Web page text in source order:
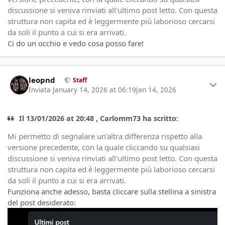
discussione si veniva rinviati all'ultimo post letto. Con questa
struttura non capita ed è leggermente più laborioso cercarsi
da soli il punto a cui si era arrivati.
Ci do un occhio e vedo cosa posso fare!
leopnd Staff
Inviata January 14, 2026 at 06:19Jan 14, 2026
Il 13/01/2026 at 20:48 , Carlomm73 ha scritto:
Mi permetto di segnalare un'altra differenza rispetto alla
versione precedente, con la quale cliccando su qualsiasi
discussione si veniva rinviati all'ultimo post letto. Con questa
struttura non capita ed è leggermente più laborioso cercarsi
da soli il punto a cui si era arrivati.
Funziona anche adesso, basta cliccare sulla stellina a sinistra
del post desiderato: